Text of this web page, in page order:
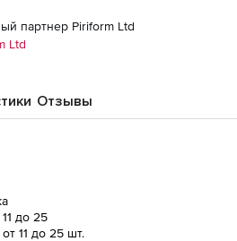
партнер Piriform Ltd
Ltd
Отзывы
до 25
11 до 25 шт.